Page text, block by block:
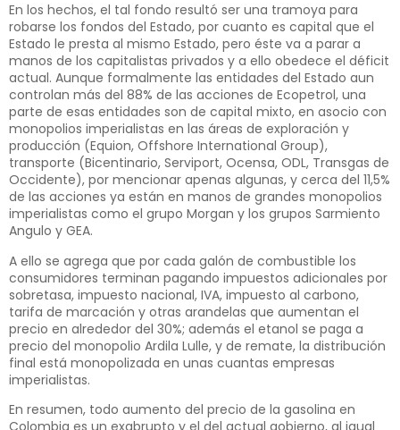
En los hechos, el tal fondo resultó ser una tramoya para
robarse los fondos del Estado, por cuanto es capital que el
Estado le presta al mismo Estado, pero éste va a parar a
manos de los capitalistas privados y a ello obedece el déficit
actual. Aunque formalmente las entidades del Estado aun
controlan más del 88% de las acciones de Ecopetrol, una
parte de esas entidades son de capital mixto, en asocio con
monopolios imperialistas en las áreas de exploración y
producción (Equion, Offshore International Group),
transporte (Bicentinario, Serviport, Ocensa, ODL, Transgas de
Occidente), por mencionar apenas algunas, y cerca del 11,5%
de las acciones ya están en manos de grandes monopolios
imperialistas como el grupo Morgan y los grupos Sarmiento
Angulo y GEA.
A ello se agrega que por cada galón de combustible los
consumidores terminan pagando impuestos adicionales por
sobretasa, impuesto nacional, IVA, impuesto al carbono,
tarifa de marcación y otras arandelas que aumentan el
precio en alrededor del 30%; además el etanol se paga a
precio del monopolio Ardila Lulle, y de remate, la distribución
final está monopolizada en unas cuantas empresas
imperialistas.
En resumen, todo aumento del precio de la gasolina en